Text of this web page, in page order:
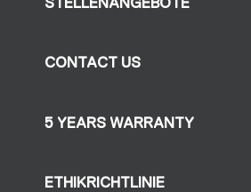
CONTACT US
5 YEARS WARRANTY
ETHIKRICHTLINIE